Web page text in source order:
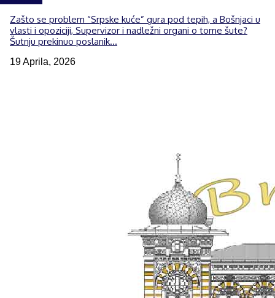
Zašto se problem “Srpske kuće” gura pod tepih, a Bošnjaci u
vlasti i opoziciji, Supervizor i nadležni organi o tome šute?
Šutnju prekinuo poslanik...
19 Aprila, 2026